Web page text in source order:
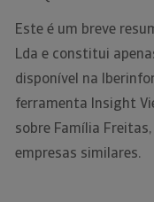
Este é um breve
Lda e constitui
disponível na
ferramenta Insight
sobre Família
empresas similares.